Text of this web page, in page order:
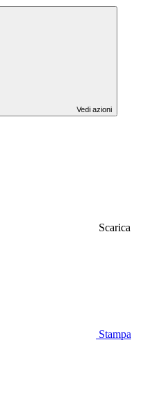
Vedi azioni
Scarica
Stampa